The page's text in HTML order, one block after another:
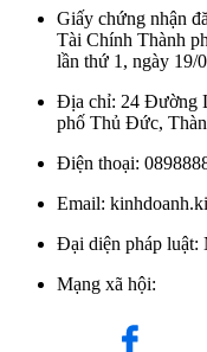
Giấy chứng nhận
Tài Chính Thành
lần thứ 1, ngày 19/
Địa chỉ: 24 Đường
phố Thủ Đức,
Điện thoại:
Email:
Đại diện pháp
Mạng xã hội: